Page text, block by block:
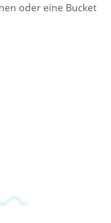
oder eine Bucket